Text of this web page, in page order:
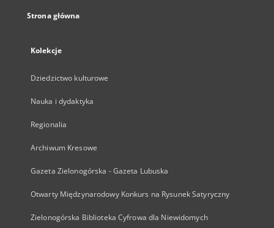
Strona główna
Kolekcje
Dziedzictwo kulturowe
Nauka i dydaktyka
Regionalia
Archiwum Kresowe
Gazeta Zielonogórska - Gazeta Lubuska
Otwarty Międzynarodowy Konkurs na Rysunek Satyryczny
Zielonogórska Biblioteka Cyfrowa dla Niewidomych